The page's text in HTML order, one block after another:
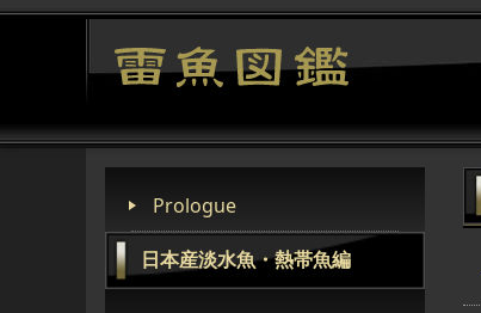
Prologue
日本産淡水魚・熱帯魚編